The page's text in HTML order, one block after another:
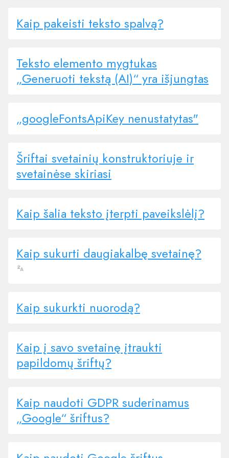
Kaip pakeisti teksto spalvą?
Teksto elemento mygtukas
„Generuoti tekstą (AI)“ yra išjungtas
„googleFontsApiKey nenustatytas"
Šriftai svetainių konstruktoriuje ir
svetainėse skiriasi
Kaip šalia teksto įterpti paveikslėlį?
Kaip sukurti daugiakalbę svetainę?
Kaip sukurkti nuorodą?
Kaip į savo svetainę įtraukti
papildomų šriftų?
Kaip naudoti GDPR suderinamus
„Google“ šriftus?